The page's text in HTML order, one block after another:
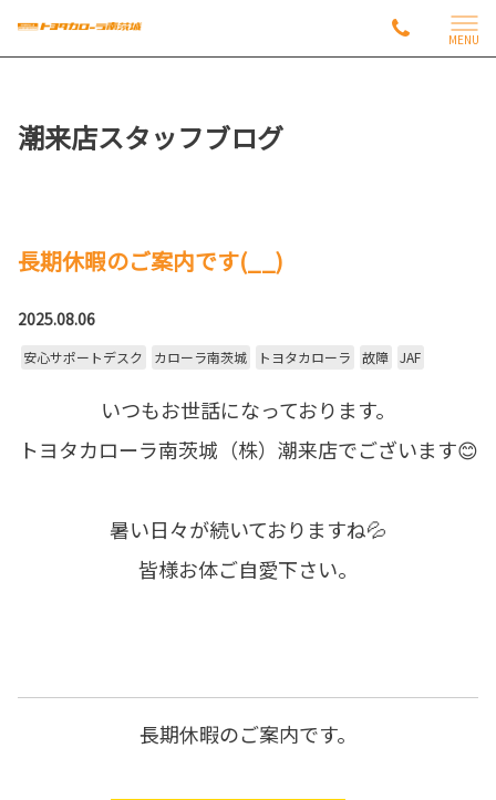
MENU
潮来店スタッフブログ
長期休暇のご案内です(__)
2025.08.06
安心サポートデスク カローラ南茨城 トヨタカローラ 故障 JAF
いつもお世話になっております。
トヨタカローラ南茨城（株）潮来店でございます😊
暑い日々が続いておりますね💦
皆様お体ご自愛下さい。
長期休暇のご案内です。